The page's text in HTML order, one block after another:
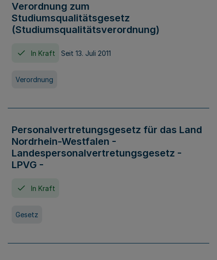
Verordnung zum
Studiumsqualitätsgesetz
(Studiumsqualitätsverordnung)
In Kraft Seit 13. Juli 2011
Verordnung
Personalvertretungsgesetz für das Land
Nordrhein-Westfalen -
Landespersonalvertretungsgesetz -
LPVG -
In Kraft
Gesetz